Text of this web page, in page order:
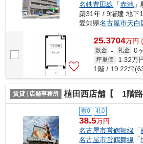
名鉄豊田線 「赤池
築31年 / 9階建 地下
愛知県名古屋市天白
25.3704万円
敷金 - 礼金 0
坪単価 1.32万
1階 / 19.22坪
賃貸 | 店舗事務所 植田西店舗【 1階
敷0 礼0
38.5万円
名古屋市営鶴舞線 「
名古屋市営鶴舞線 「